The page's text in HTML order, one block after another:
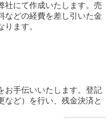
社にて作成いたします。売
などの経費を差し引いた金
ます。
お手伝いいたします。登記
など）を行い、残金決済と